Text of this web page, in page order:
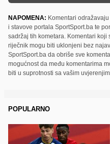
NAPOMENA: Komentari
i stavove portala SportSport.ba te
sadržaj tih kometara. Komentari
riječnik mogu biti uklonjeni bez
SportSport.ba da obriše sve
mogućnost da među komentarima
biti u suprotnosti sa vašim
POPULARNO